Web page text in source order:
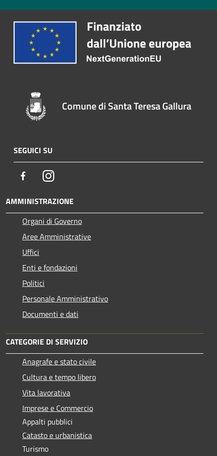
Comune di Santa Teresa Gallura
SEGUICI SU
FacebookInstagram
AMMINISTRAZIONE
Organi di Governo
Aree Amministrative
Uffici
Enti e fondazioni
Politici
Personale Amministrativo
Documenti e dati
CATEGORIE DI SERVIZIO
Anagrafe e stato civile
Cultura e tempo libero
Vita lavorativa
Imprese e Commercio
Appalti pubblici
Catasto e urbanistica
Turismo